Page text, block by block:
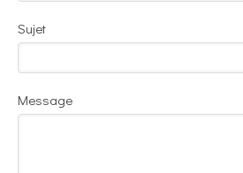
Sujet
Message